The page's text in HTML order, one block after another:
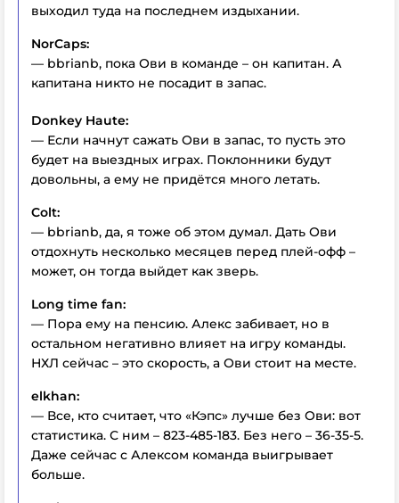
выходил туда на последнем издыхании.
NorCaps:
— bbrianb, пока Ови в команде – он капитан. А
капитана никто не посадит в запас.
Donkey Haute:
— Если начнут сажать Ови в запас, то пусть это
будет на выездных играх. Поклонники будут
довольны, а ему не придётся много летать.
Colt:
— bbrianb, да, я тоже об этом думал. Дать Ови
отдохнуть несколько месяцев перед плей-офф –
может, он тогда выйдет как зверь.
Long time fan:
— Пора ему на пенсию. Алекс забивает, но в
остальном негативно влияет на игру команды.
НХЛ сейчас – это скорость, а Ови стоит на месте.
elkhan:
— Все, кто считает, что «Кэпс» лучше без Ови: вот
статистика. С ним – 823-485-183. Без него – 36-35-5.
Даже сейчас с Алексом команда выигрывает
больше.